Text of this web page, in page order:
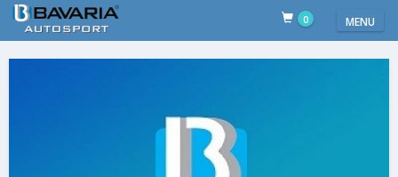
MENU
0